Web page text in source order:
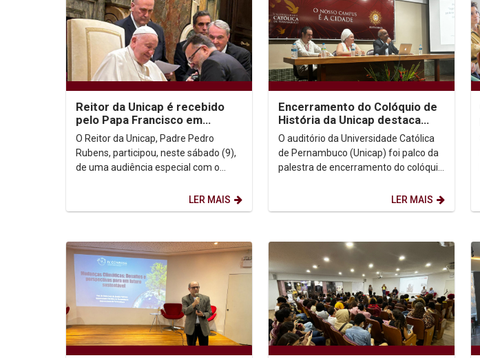
Reitor da Unicap é recebido
pelo Papa Francisco em
audiência especial
O Reitor da Unicap, Padre Pedro
Rubens, participou, neste sábado (9),
de uma audiência especial com o
LER MAIS
Encerramento do Colóquio de
História da Unicap destaca
atualidade da Revolta da
Chibata nos...
O auditório da Universidade Católica
de Pernambuco (Unicap) foi palco da
palestra de encerramento do colóquio
LER MAIS